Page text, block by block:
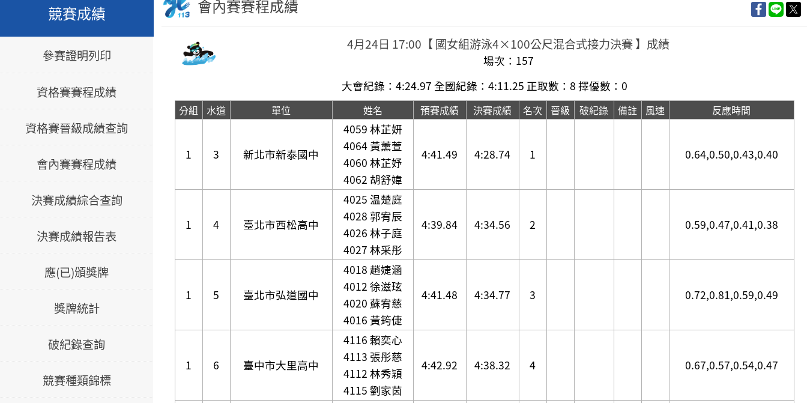
競賽成績
參賽證明列印
資格賽賽程成績
資格賽晉級成績查詢
會內賽賽程成績
決賽成績綜合查詢
決賽成績報告表
應(已)頒獎牌
獎牌統計
破紀錄查詢
競賽種類錦標
會內賽賽程成績
4月24日 17:00【 國女組游泳4×100公尺混合式接力決賽 】成績
場次：157
大會紀錄：4:24.97 全國紀錄：4:11.25 正取數：8 擇優數：0
分組 水道 單位 姓名 預賽成績 決賽成績 名次 晉級 破紀錄 備註 風速 反應時間
1 3 新北市新泰國中
4059 林芷妍
4064 黃薰萱
4060 林芷妤
4062 胡舒媁
4:41.49 4:28.74 1 0.64,0.50,0.43,0.40
1 4 臺北市西松高中
4025 温楚庭
4028 郭宥辰
4026 林子庭
4027 林采彤
4:39.84 4:34.56 2 0.59,0.47,0.41,0.38
1 5 臺北市弘道國中
4018 趙婕涵
4012 徐滋玹
4020 蘇宥慈
4016 黃筠倢
4:41.48 4:34.77 3 0.72,0.81,0.59,0.49
1 6 臺中市大里高中
4116 賴奕心
4113 張彤慈
4112 林秀穎
4115 劉家茵
4:42.92 4:38.32 4 0.67,0.57,0.54,0.47